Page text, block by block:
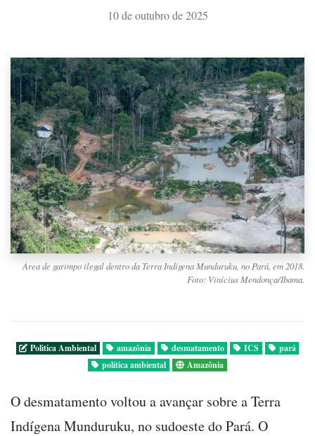
10 de outubro de 2025
Área de garimpo ilegal dentro da Terra Indígena Munduruku, no Pará, em 2018.
Foto: Vinícius Mendonça/Ibama.
Politica Ambiental amazônia desmatamento ICS
pará
política ambiental
Amazônia
O desmatamento voltou a avançar sobre a Terra
Indígena Munduruku, no sudoeste do Pará. O